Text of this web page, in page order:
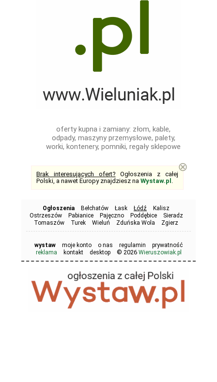
oferty kupna i zamiany: złom, kable,
odpady, maszyny przemysłowe, palety,
worki, kontenery, pomniki, regały sklepowe
Brak interesujących ofert? Ogłoszenia z całej
Polski, a nawet Europy znajdziesz na Wystaw.pl .
⊗
Ogłoszenia Bełchatów Łask Łódź
Kalisz
Ostrzeszów
Pabianice Pajęczno Poddębice
Sieradz
Tomaszów
Turek Wieluń Zduńska Wola Zgierz
wystaw moje konto o nas regulamin
prywatność
reklama
kontakt desktop © 2026 Wieruszowiak.pl